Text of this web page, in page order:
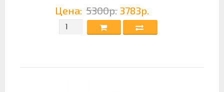
Цена:5300р. 3783р.